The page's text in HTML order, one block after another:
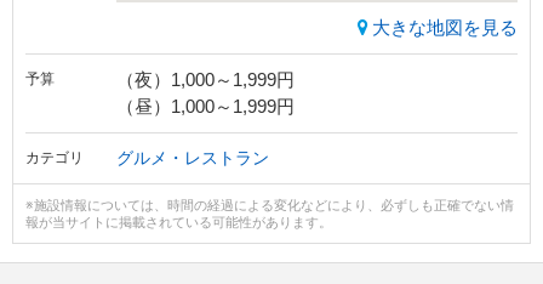
大きな地図を見る
予算
（夜）1,000～1,999円
（昼）1,000～1,999円
カテゴリ グルメ・レストラン
※施設情報については、時間の経過による変化などにより、必ずしも正確でない情
報が当サイトに掲載されている可能性があります。